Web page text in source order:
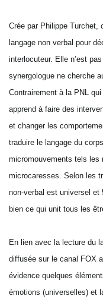
Crée par Philippe Turchet,
langage non verbal pour
interlocuteur. Elle n’est
synergologue ne cherche
Contrairement à la PNL
apprend à faire des
et changer les
traduire le langage du
micromouvements tels les
microcaresses. Selon les
non-verbal est universel et
bien ce qui unit tous les
En lien avec la lecture du
diffusée sur le canal FOX
évidence quelques
émotions (universelles) et